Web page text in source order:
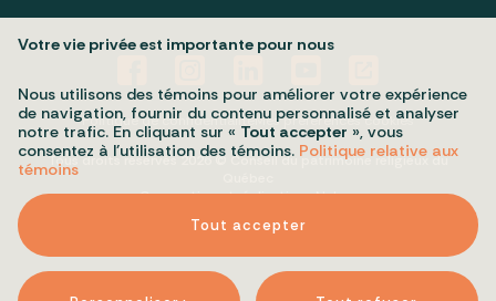
Politique de confidentialitéMes préférences cookies
Tous droits réservés 2026 © Conseil du patrimoine religieux du
Conception et réalisation :Nubee
Votre vie privée est importante pour nous
Nous utilisons des témoins pour améliorer votre expérience
de navigation, fournir du contenu personnalisé et analyser
notre trafic. En cliquant sur « Tout accepter », vous
consentez à l’utilisation des témoins. Politique relative aux
témoins
Tout accepter